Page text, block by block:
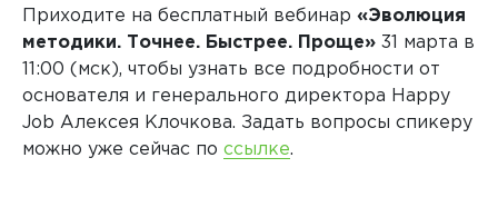
Приходите на бесплатный вебинар «Эволюция
методики. Точнее. Быстрее. Проще» 31 марта в
11:00 (мск), чтобы узнать все подробности от
основателя и генерального директора Happy
Job Алексея Клочкова. Задать вопросы спикеру
можно уже сейчас по ссылке.